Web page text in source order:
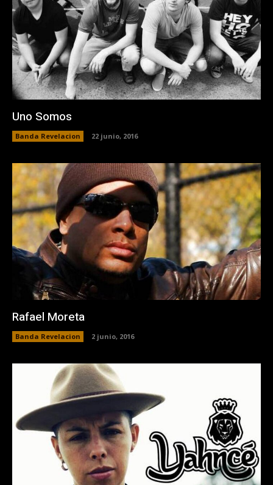
Uno Somos
Banda Revelacion 22 junio, 2016
Rafael Moreta
Banda Revelacion 2 junio, 2016